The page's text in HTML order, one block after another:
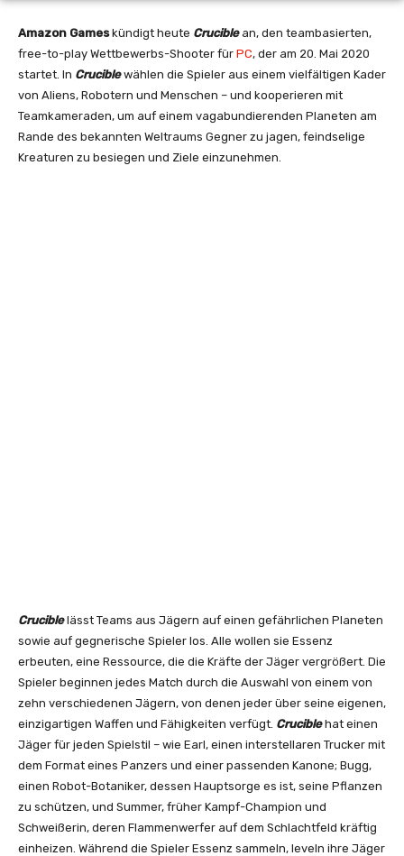
Amazon Gameskündigt heute Cruciblean, den teambasierten,
free-to-play Wettbewerbs-Shooter für PC, der am 20. Mai 2020
startet. In Cruciblewählen die Spieler aus einem vielfältigen Kader
von Aliens, Robotern und Menschen – und kooperieren mit
Teamkameraden, um auf einem vagabundierenden Planeten am
Rande des bekannten Weltraums Gegner zu jagen, feindselige
Kreaturen zu besiegen und Ziele einzunehmen.
Cruciblelässt Teams aus Jägern auf einen gefährlichen Planeten
sowie auf gegnerische Spieler los. Alle wollen sie Essenz
erbeuten, eine Ressource, die die Kräfte der Jäger vergrößert. Die
Spieler beginnen jedes Match durch die Auswahl von einem von
zehn verschiedenen Jägern, von denen jeder über seine eigenen,
einzigartigen Waffen und Fähigkeiten verfügt. Cruciblehat einen
Jäger für jeden Spielstil – wie Earl, einen interstellaren Trucker mit
dem Format eines Panzers und einer passenden Kanone; Bugg,
einen Robot-Botaniker, dessen Hauptsorge es ist, seine Pflanzen
zu schützen, und Summer, früher Kampf-Champion und
Schweißerin, deren Flammenwerfer auf dem Schlachtfeld kräftig
einheizen. Während die Spieler Essenz sammeln, leveln ihre Jäger